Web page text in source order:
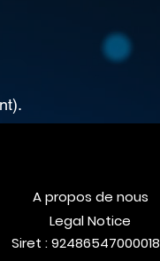
A propos de nous
Legal Notice
Siret : 92486547000018​